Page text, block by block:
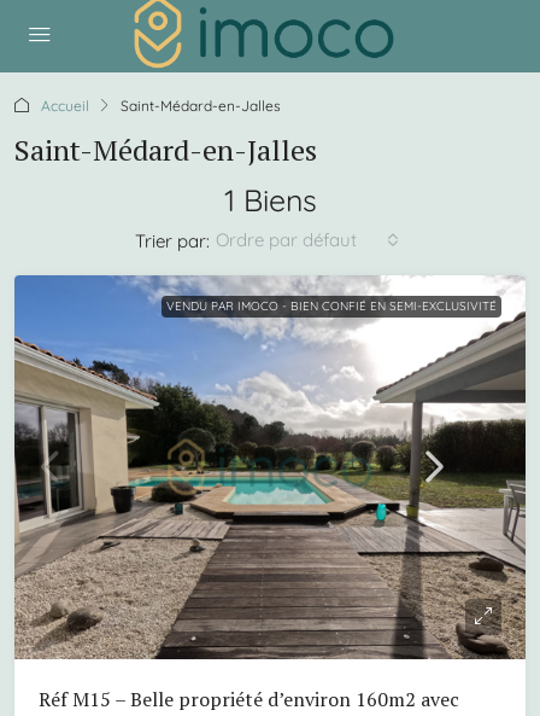
Accueil Saint-Médard-en-Jalles
Saint-Médard-en-Jalles
1 Biens
Trier par: Ordre par défaut
VENDU PAR IMOCO - BIEN CONFIÉ EN SEMI-EXCLUSIVITÉ
Réf M15 – Belle propriété d’environ 160m2 avec